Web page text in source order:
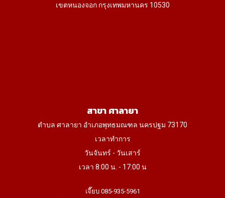
เขตหนองจอก กรุงเทพมหานคร 10530
สาขา ศาลายา
ตำบล ศาลายา อำเภอพุทธมณฑล นครปฐม 73170
เวลาทำการ
วันจันทร์ - วันเสาร์
เวลา 8:00 น. - 17:00 น
เจี๊ยบ 085-935-5961